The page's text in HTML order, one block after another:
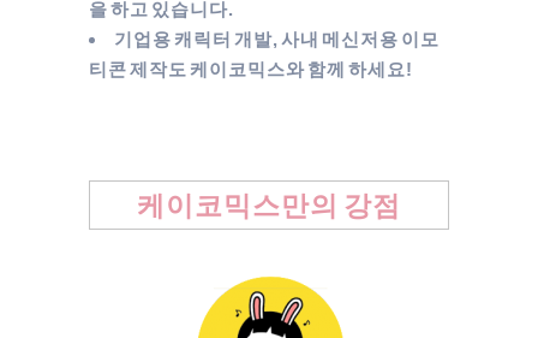
을 하고 있습니다.
기업용 캐릭터 개발, 사내 메신저용 이모
티콘 제작도 케이코믹스와 함께 하세요!
케이코믹스만의 강점